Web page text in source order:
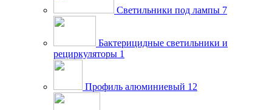
Светильники под лампы 7
Бактерицидные светильники и
рециркуляторы 1
Профиль алюминиевый 12